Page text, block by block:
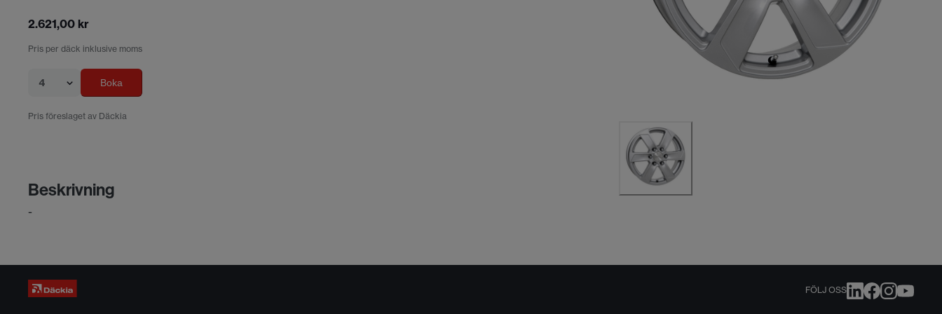
2.621,00 kr
Pris per däck inklusive moms
4 Boka
Pris föreslaget av Däckia
Beskrivning
-
FÖLJ OSS